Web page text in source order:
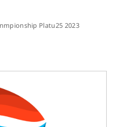
Platu25 2023